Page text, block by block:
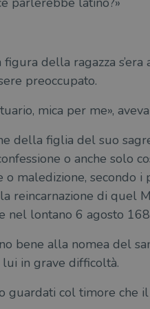
figura della ragazza
preoccupato.
mica per me»,
della figlia del suo
o anche solo
maledizione, secondo
reincarnazione di quel
nel lontano 6 agosto
bene alla nomea del
in grave difficoltà.
guardati col timore